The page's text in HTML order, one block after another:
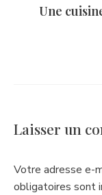
Une
Laisser un
Votre adresse e-
obligatoires sont